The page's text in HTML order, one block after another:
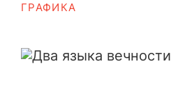
ГРАФИКА
Два языка вечности